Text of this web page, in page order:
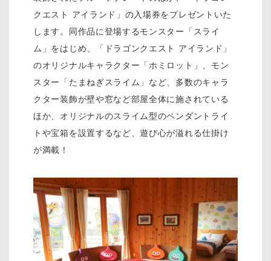
クエスト アイランド」の入場券をプレゼントいた
します。同作品に登場するモンスター「スライ
ム」をはじめ、「ドラゴンクエスト アイランド」
のオリジナルキャラクター「ホミロット」、モン
スター「たまねぎスライム」など、多数のキャラ
クター装飾が壁や窓など部屋全体に施されている
ほか、オリジナルのスライム型のペンダントライ
トや宝箱を設置するなど、遊び心が溢れる仕掛け
が満載！